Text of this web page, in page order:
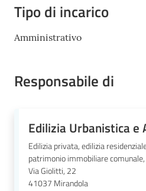
C
e
a
L
a
Tipo di incarico
Amministrativo
Responsabile di
Edilizia Urbanistica e
Edilizia privata, edilizia
patrimonio immobiliare
Via Giolitti, 22
41037 Mirandola